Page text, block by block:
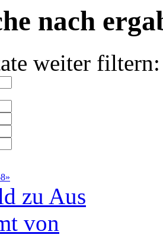
nach
weiter filtern:
»